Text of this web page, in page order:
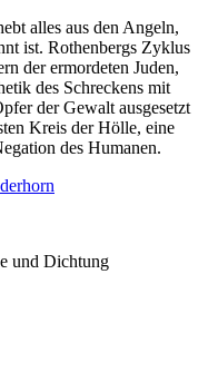
alles aus den Angeln,
ist. Rothenbergs Zyklus
der ermordeten Juden,
des Schreckens mit
der Gewalt ausgesetzt
Kreis der Hölle, eine
des Humanen.